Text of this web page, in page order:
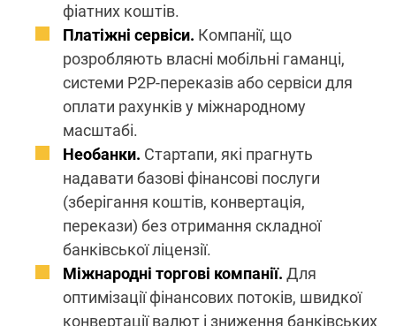
фіатних коштів.
Платіжні сервіси. Компанії, що
розробляють власні мобільні гаманці,
системи P2P-переказів або сервіси для
оплати рахунків у міжнародному
масштабі.
Необанки. Стартапи, які прагнуть
надавати базові фінансові послуги
(зберігання коштів, конвертація,
перекази) без отримання складної
банківської ліцензії.
Міжнародні торгові компанії. Для
оптимізації фінансових потоків, швидкої
конвертації валют і зниження банківських